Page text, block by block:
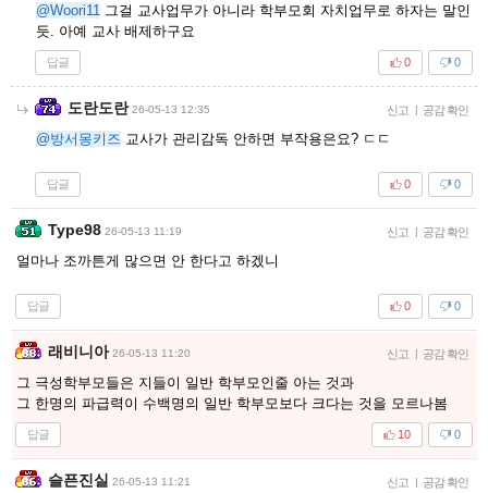
@Woori11 그걸 교사업무가 아니라 학부모회 자치업무로 하자는 말인
듯. 아예 교사 배제하구요
답글 0
0
도란도란 26-05-13 12:35 신고 | 공감 확인
@방서몽키즈 교사가 관리감독 안하면 부작용은요? ㄷㄷ
답글 0
0
Type98 26-05-13 11:19 신고 | 공감 확인
얼마나 조까튼게 많으면 안 한다고 하겠니
답글 0
0
래비니아 26-05-13 11:20 신고 | 공감 확인
그 극성학부모들은 지들이 일반 학부모인줄 아는 것과
그 한명의 파급력이 수백명의 일반 학부모보다 크다는 것을 모르나봄
답글 0
10
슬픈진실 26-05-13 11:21 신고 | 공감 확인